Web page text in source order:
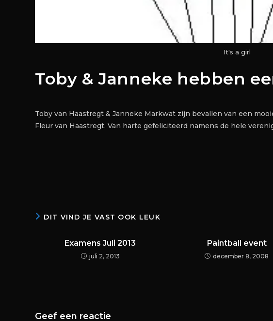
It's a girl
Toby & Janneke hebben
Toby van Haastregt & Janneke Markwat zijn bevallen van een
Fleur van Haastregt. Van harte gefeliciteerd namens de hele
DIT VIND JE VAST OOK LEUK
Examens Juli 2013
juli 2, 2013
Paintball event
december 8, 2008
Geef een reactie